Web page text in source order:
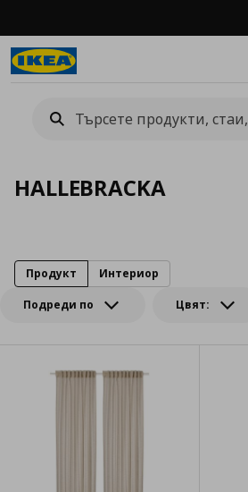
HALLEBRACKA
Подреди по Цвят:
Продукт Интериор